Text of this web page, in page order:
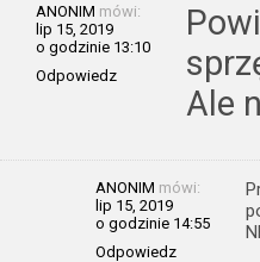
ANONIM mówi:
lip 15, 2019
o godzinie 13:10
Odpowiedz
Ale
ANONIM mówi:
lip 15, 2019
o godzinie 14:55
Odpowiedz